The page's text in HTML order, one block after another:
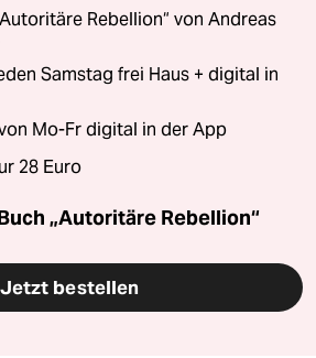
Rebellion“ von Andreas
Samstag frei Haus + digital in
Mo-Fr digital in der App
28 Euro
„Autoritäre Rebellion“
Jetzt bestellen